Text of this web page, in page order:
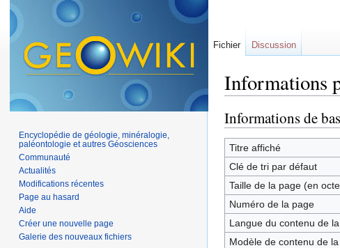
Informations
Informations de
Titre affiché
Clé de tri par défaut
Taille de la page (en
Numéro de la page
Langue du contenu de
Modèle de contenu de
Fichier Discussion
Encyclopédie de géologie, minéralogie,
paléontologie et autres Géosciences
Communauté
Actualités
Modifications récentes
Page au hasard
Aide
Créer une nouvelle page
Galerie des nouveaux fichiers